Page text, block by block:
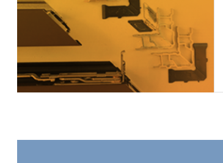
88平开窗是门窗技术新时代的门窗系统。可实现较
大的阳光进入并获得更多的太阳能，良好的操作及
可靠的功能。保养方便，牢固耐用。
宝贝详情